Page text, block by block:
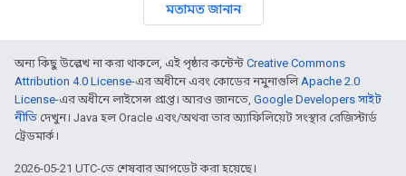
মতামত জানান
অন্য কিছু উল্লেখ না করা থাকলে, এই পৃষ্ঠার কন্টেন্ট Creative Commons
Attribution 4.0 License-এর অধীনে এবং কোডের নমুনাগুলিApache 2.0
License-এর অধীনে লাইসেন্স প্রাপ্ত। আরও জানতে, Google Developers সাইট
নীতি দেখুন। Java হল Oracle এবং/অথবা তার অ্যাফিলিয়েট সংস্থার রেজিস্টার্ড
ট্রেডমার্ক।
2026-05-21 UTC-তে শেষবার আপডেট করা হয়েছে।